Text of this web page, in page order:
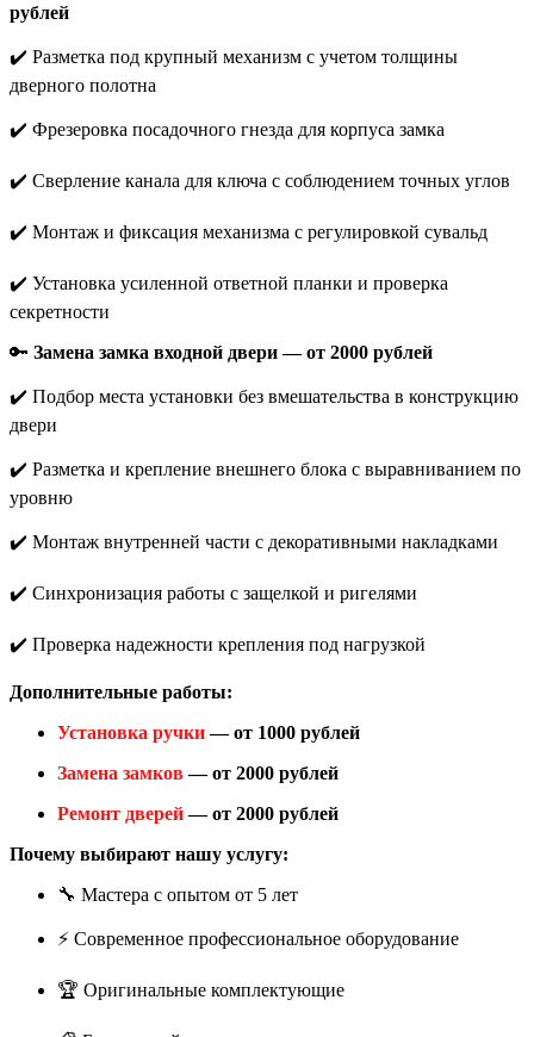
рублей
✔️ Разметка под крупный механизм с учетом толщины
дверного полотна
✔️ Фрезеровка посадочного гнезда для корпуса замка
✔️ Сверление канала для ключа с соблюдением точных углов
✔️ Монтаж и фиксация механизма с регулировкой сувальд
✔️ Установка усиленной ответной планки и проверка
секретности
🔑 Замена замка входной двери — от 2000 рублей
✔️ Подбор места установки без вмешательства в конструкцию
двери
✔️ Разметка и крепление внешнего блока с выравниванием по
уровню
✔️ Монтаж внутренней части с декоративными накладками
✔️ Синхронизация работы с защелкой и ригелями
✔️ Проверка надежности крепления под нагрузкой
Дополнительные работы:
Установка ручки— от 1000 рублей
Замена замков — от 2000 рублей
Ремонт дверей— от 2000 рублей
Почему выбирают нашу услугу:
🔧 Мастера с опытом от 5 лет
⚡ Современное профессиональное оборудование
🏆 Оригинальные комплектующие